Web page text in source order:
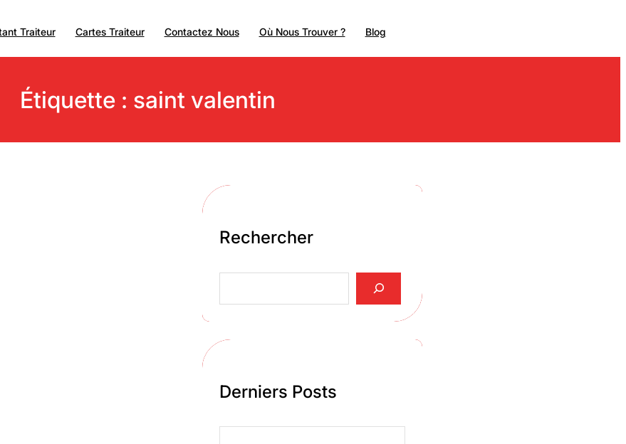
Traiteur Cartes Traiteur Contactez Nous Où Nous Trouver ? Blog
Étiquette : saint valentin
Rechercher
Derniers Posts